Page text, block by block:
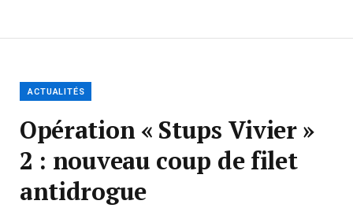
ACTUALITÉS
Opération « Stups Vivier »
2 : nouveau coup de filet
antidrogue